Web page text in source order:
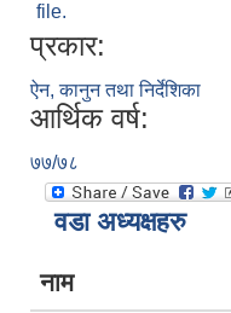
file.
प्रकार:
ऐन, कानुन तथा निर्देशिका
आर्थिक वर्ष:
७७/७८
वडा अध्यक्षहरु
नाम